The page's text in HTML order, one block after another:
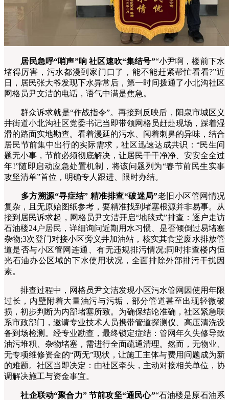
居民急呼“哨声”响 社区速吹“集结号”“小尹啊，楼前下水
堵得厉害，污水都漫到家门口了，能不能赶紧帮忙看看?”近
日，居民张大爷发现下水异常后，第一时间拨通了小北沟社区
网格员尹文洁的电话，语气中满是焦急。
群众诉求就是“作战指令”。再接到反映后，阳泉市城区义
井街道小北沟社区党委书记当即带领网格员赶赴现场，踩着湿
滑的路面实地勘查。看着漫延的污水、闻着刺鼻的异味，结合
居民节前集中出行的实际需求，社区迅速达成共识：“民生问
题无小事，节前必须彻底解决，让居民干干净净、安安全全过
年!”随即启动应急处置机制，将该问题列为“春节前民生实事
攻坚清单”首位，明确专人跟进、限时办结。
多方溯源“寻症结” 精准排查“破迷局”老旧小区管网情况
复杂，且无原始图纸参考，要精准找到堵塞根源并非易事。从
接到居民诉求起，网格员尹文洁开启“地毯式”排查：逐户走访
石油楼24户居民，详细询问近期用水习惯、是否倾倒过易堵塞
杂物;3次登门对接小区旁义井加油站，核实其食堂废水排放管
道是否与小区管网连通、有无违规排污情况;同时排查楼内恒
光石油办公区域的下水使用状况，全面排除外部排污干扰因
素。
排查过程中，网格员尹文洁发现小区污水管网因使用年限
过长，内壁附着大量油污与污垢，部分管道甚至出现轻微破
损，初步判断为内部堵塞所致。为确保结论准确，社区紧急联
系市政部门，邀请专业技术人员携带管道探测仪、高压清洗设
备到场检测。经专业勘查，最终锁定症结：管网年久失修导致
油污堆积、杂物堵塞，需进行全面疏通清理。然而，无物业、
无专项维修资金的“两无”现状，让施工主体与费用问题成为新
的难题。社区当即决定：由社区牵头，主动对接相关单位，协
调解决施工与资金事宜。
社企联动“聚合力” 节前攻坚“通民心”“石油楼是原石油系